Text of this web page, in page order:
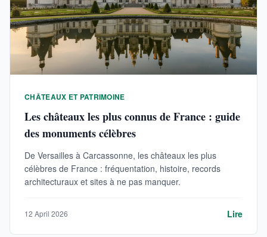
CHÂTEAUX ET PATRIMOINE
Les châteaux les plus connus de France : guide
des monuments célèbres
De Versailles à Carcassonne, les châteaux les plus
célèbres de France : fréquentation, histoire, records
architecturaux et sites à ne pas manquer.
12 April 2026 Lire